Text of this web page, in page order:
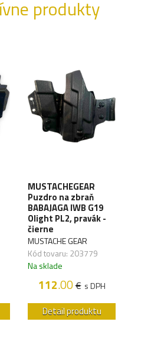
produkty
MUSTACHEGEAR
Puzdro na zbraň
BABAJAGA IWB G19
Olight PL2, pravák -
čierne
MUSTACHE GEAR
Kód tovaru: 203779
Na sklade
112.00€ s DPH
Detail produktu